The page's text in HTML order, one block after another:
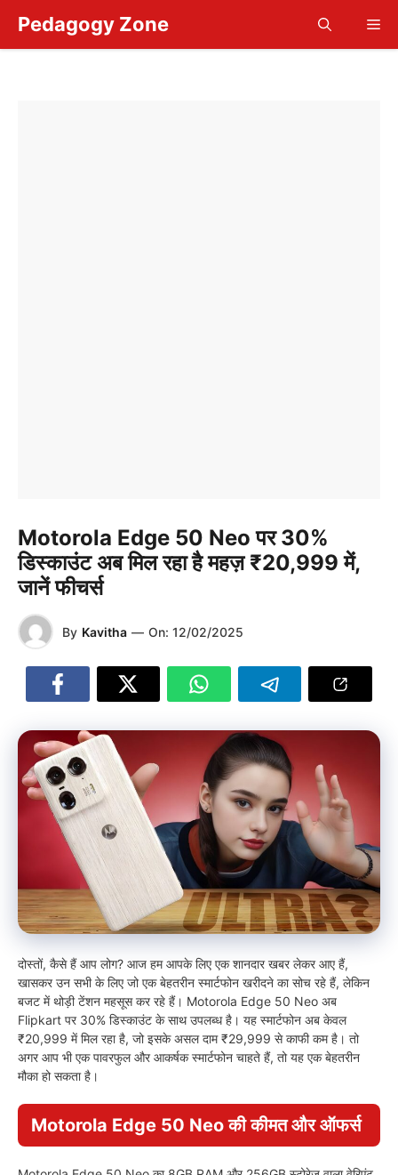
content
Pedagogy Zone
Motorola Edge 50 Neo पर 30%
डिस्काउंट अब मिल रहा है महज़ ₹20,999 में,
जानें फीचर्स
By Kavitha — On: 12/02/2025
दोस्तों, कैसे हैं आप लोग? आज हम आपके लिए एक शानदार खबर लेकर आए हैं,
खासकर उन सभी के लिए जो एक बेहतरीन स्मार्टफोन खरीदने का सोच रहे हैं, लेकिन
बजट में थोड़ी टेंशन महसूस कर रहे हैं। Motorola Edge 50 Neo अब
Flipkart पर 30% डिस्काउंट के साथ उपलब्ध है। यह स्मार्टफोन अब केवल
₹20,999 में मिल रहा है, जो इसके असल दाम ₹29,999 से काफी कम है। तो
अगर आप भी एक पावरफुल और आकर्षक स्मार्टफोन चाहते हैं, तो यह एक बेहतरीन
मौका हो सकता है।
Motorola Edge 50 Neo की कीमत और ऑफर्स